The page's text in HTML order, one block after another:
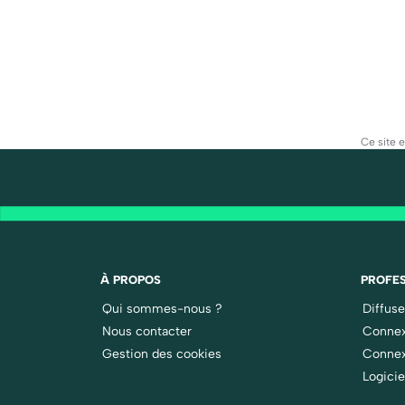
Ce site
À PROPOS
Qui sommes-nous ?
Nous contacter
Gestion des cookies